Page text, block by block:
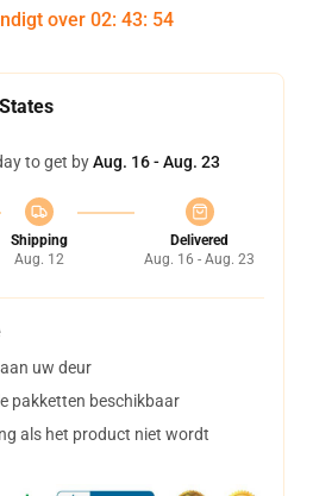
over 02: 43: 53
to get byAug. 16 - Aug. 23
Shipping
Aug. 12
Delivered
Aug. 16 - Aug. 23
uw deur
pakketten beschikbaar
als het product niet wordt